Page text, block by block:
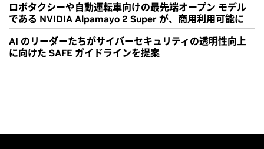
ロボタクシーや自動運転車向けの最先端オープン モデル
である NVIDIA Alpamayo 2 Super が、商用利用可能に
AI のリーダーたちがサイバーセキュリティの透明性向上
に向けた SAFE ガイドラインを提案